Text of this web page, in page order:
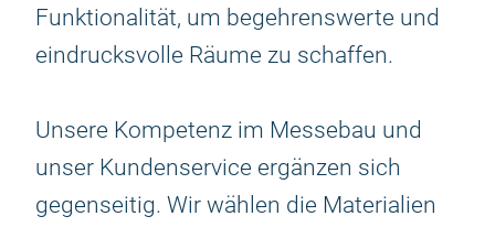
Funktionalität, um begehrenswerte und
eindrucksvolle Räume zu schaffen.
Unsere Kompetenz im Messebau und
unser Kundenservice ergänzen sich
gegenseitig. Wir wählen die Materialien